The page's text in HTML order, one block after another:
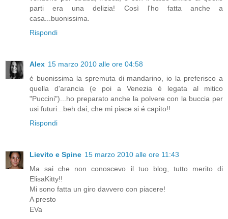
parti era una delizia! Così l'ho fatta anche a
casa...buonissima.
Rispondi
Alex 15 marzo 2010 alle ore 04:58
é buonissima la spremuta di mandarino, io la preferisco a
quella d'arancia (e poi a Venezia é legata al mitico
"Puccini")...ho preparato anche la polvere con la buccia per
usi futuri...beh dai, che mi piace si é capito!!
Rispondi
Lievito e Spine 15 marzo 2010 alle ore 11:43
Ma sai che non conoscevo il tuo blog, tutto merito di
ElisaKitty!!
Mi sono fatta un giro davvero con piacere!
A presto
EVa